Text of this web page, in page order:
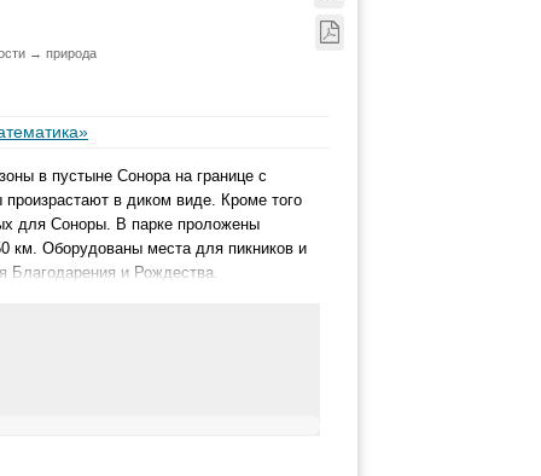
→ природа
в пустыне Сонора на границе с
в диком виде. Кроме того
для Соноры. В парке проложены
км. Оборудованы места для пикников и
Благодарения и Рождества.